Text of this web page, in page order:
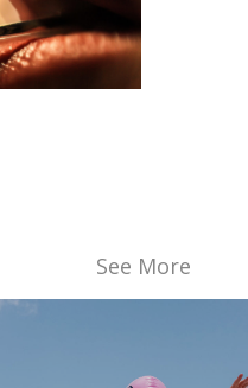
See More